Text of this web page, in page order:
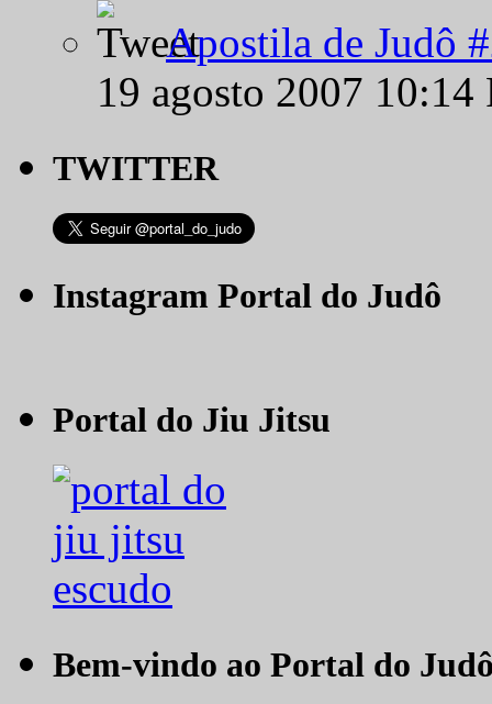
Apostila de Judô
19 agosto 2007
TWITTER
Instagram Portal do Judô
Portal do Jiu Jitsu
Bem-vindo ao Portal do